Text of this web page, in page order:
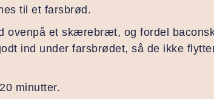
til et farsbrød.
ovenpå et skærebræt, og fordel
ind under farsbrødet, så de ikke
minutter.